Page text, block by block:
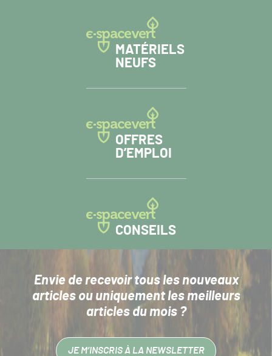
MATÉRIELS
NEUFS
OFFRES
D’EMPLOI
CONSEILS
Envie de recevoir tous les nouveaux
articlesou uniquement les meilleurs
articles du mois ?
JE M’INSCRIS À LA NEWSLETTER